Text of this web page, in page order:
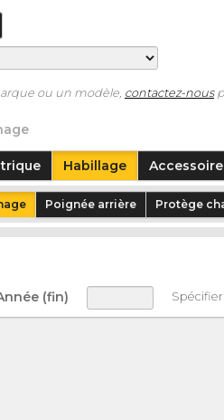
ou un modèle, contactez-nous
Habillage
Poignée arrière Protège
(fin)